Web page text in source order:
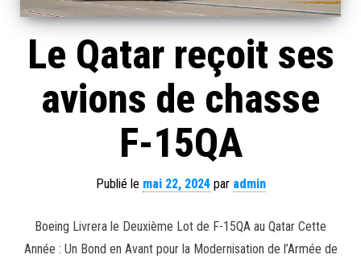
Le Qatar reçoit ses
avions de chasse
F-15QA
Publié le mai 22, 2024par admin
Boeing Livrera le Deuxième Lot de F-15QA au Qatar Cette
Année : Un Bond en Avant pour la Modernisation de l’Armée de